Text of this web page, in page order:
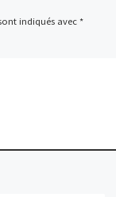
indiqués avec*